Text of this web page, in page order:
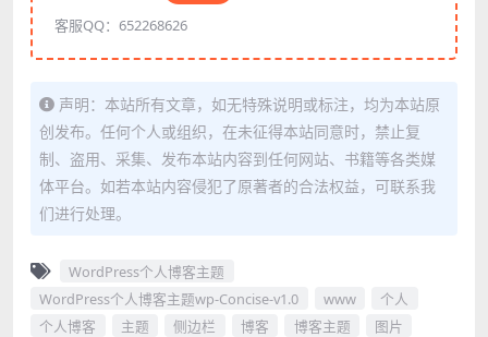
客服QQ：652268626
声明：本站所有文章，如无特殊说明或标注，均为本站原
创发布。任何个人或组织，在未征得本站同意时，禁止复
制、盗用、采集、发布本站内容到任何网站、书籍等各类媒
体平台。如若本站内容侵犯了原著者的合法权益，可联系我
们进行处理。
WordPress个人博客主题
WordPress个人博客主题wp-Concise-v1.0
www
个人
个人博客
主题 侧边栏 博客 博客主题
图片